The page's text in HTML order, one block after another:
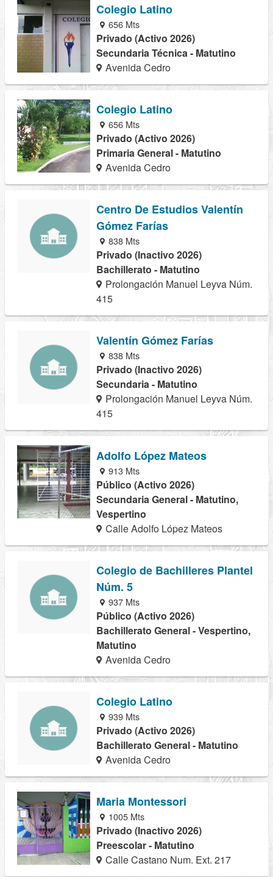
Colegio Latino
656 Mts
Privado (Activo 2026)
Secundaria Técnica - Matutino
Avenida Cedro
Colegio Latino
656 Mts
Privado (Activo 2026)
Primaria General - Matutino
Avenida Cedro
Centro De Estudios Valentín
Gómez Farías
838 Mts
Privado (Inactivo 2026)
Bachillerato - Matutino
Prolongación Manuel Leyva Núm.
415
Valentín Gómez Farías
838 Mts
Privado (Inactivo 2026)
Secundaria - Matutino
Prolongación Manuel Leyva Núm.
415
Adolfo López Mateos
913 Mts
Público (Activo 2026)
Secundaria General - Matutino,
Vespertino
Calle Adolfo López Mateos
Colegio de Bachilleres Plantel
Núm. 5
937 Mts
Público (Activo 2026)
Bachillerato General - Vespertino,
Matutino
Avenida Cedro
Colegio Latino
939 Mts
Privado (Activo 2026)
Bachillerato General - Matutino
Avenida Cedro
Maria Montessori
1005 Mts
Privado (Inactivo 2026)
Preescolar - Matutino
Calle Castano Num. Ext. 217